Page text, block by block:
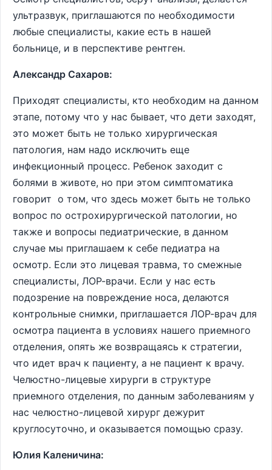
ультразвук, приглашаются по необходимости
любые специалисты, какие есть в нашей
больнице, и в перспективе рентген.
Александр Сахаров:
Приходят специалисты, кто необходим на данном
этапе, потому что у нас бывает, что дети заходят,
это может быть не только хирургическая
патология, нам надо исключить еще
инфекционный процесс. Ребенок заходит с
болями в животе, но при этом симптоматика
говорит о том, что здесь может быть не только
вопрос по острохирургической патологии, но
также и вопросы педиатрические, в данном
случае мы приглашаем к себе педиатра на
осмотр. Если это лицевая травма, то смежные
специалисты, ЛОР-врачи. Если у нас есть
подозрение на повреждение носа, делаются
контрольные снимки, приглашается ЛОР-врач для
осмотра пациента в условиях нашего приемного
отделения, опять же возвращаясь к стратегии,
что идет врач к пациенту, а не пациент к врачу.
Челюстно-лицевые хирурги в структуре
приемного отделения, по данным заболеваниям у
нас челюстно-лицевой хирург дежурит
круглосуточно, и оказывается помощью сразу.
Юлия Каленичина: